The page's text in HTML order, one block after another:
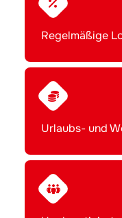
Regelmäßige
Urlaubs- und